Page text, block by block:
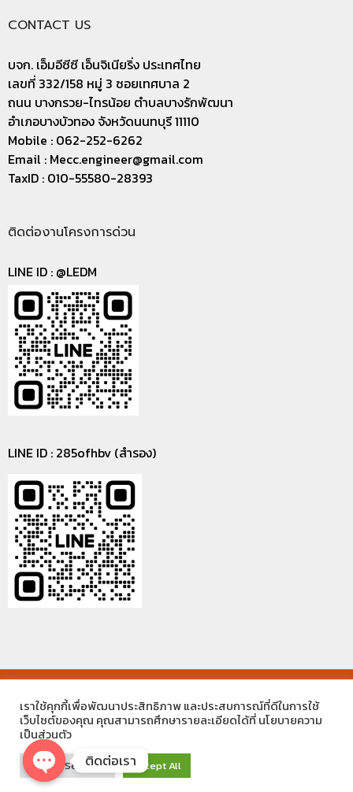
CONTACT US
บจก. เอ็มอีซีซี เอ็นจิเนียริ่ง ประเทศไทย
เลขที่ 332/158 หมู่ 3 ซอยเทศบาล 2
ถนน บางกรวย-ไทรน้อย ตำบลบางรักพัฒนา
อำเภอบางบัวทอง จังหวัดนนทบุรี 11110
Mobile : 062-252-6262
Email : Mecc.engineer@gmail.com
TaxID : 010-55580-28393
ติดต่องานโครงการด่วน
LINE ID : @LEDM
LINE ID : 285ofhbv (สำรอง)
RESERVED.
เราใช้คุกกี้เพื่อพัฒนาประสิทธิภาพ และประสบการณ์ที่ดีในการใช้
เว็บไซต์ของคุณ คุณสามารถศึกษารายละเอียดได้ที่ นโยบายความ
เป็นส่วนตัว
Cookie Settings Accept All
ติดต่อเรา